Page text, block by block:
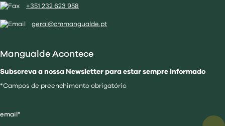
+351 232 623 958
geral@cmmangualde.pt
Mangualde Acontece
Subscreva a nossa Newsletter para estar sempre informado
*Campos de preenchimento obrigatório
email*